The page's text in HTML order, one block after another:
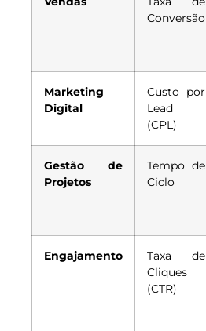
Conversão
Marketing
Digital
Custo por
Lead
(CPL)
Gestão de
Projetos
Tempo de
Ciclo
Engajamento
Taxa de
Cliques
(CTR)